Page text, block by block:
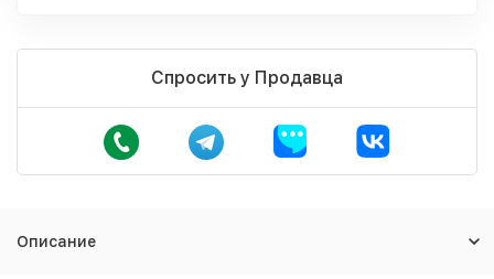
Спросить у Продавца
Описание